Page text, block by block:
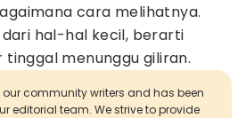
cara melihatnya.
dari hal-hal kecil, berarti
menunggu giliran.
our community writers and has been
editorial team. We strive to provide